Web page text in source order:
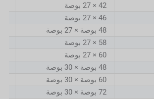
42 × 27 بوصة
46 × 27 بوصة
48 بوصة × 27 بوصة
58 × 27 بوصة
60 × 27 بوصة
48 بوصة × 30 بوصة
60 بوصة × 30 بوصة
72 بوصة × 30 بوصة